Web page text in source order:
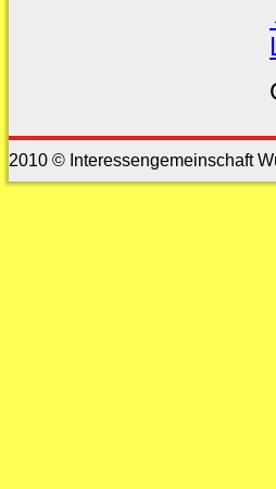
2010 © Interessengemeinschaft